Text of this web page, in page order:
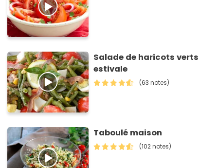
Salade de haricots verts
estivale
(63 notes)
Taboulé maison
(102 notes)